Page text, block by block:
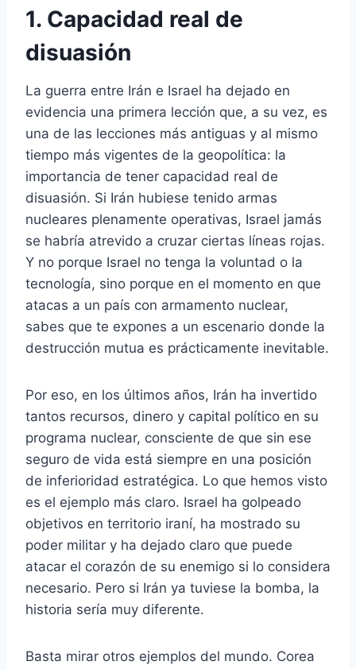
1. Capacidad real de
disuasión
La guerra entre Irán e Israel ha dejado en
evidencia una primera lección que, a su vez, es
una de las lecciones más antiguas y al mismo
tiempo más vigentes de la geopolítica: la
importancia de tener capacidad real de
disuasión. Si Irán hubiese tenido armas
nucleares plenamente operativas, Israel jamás
se habría atrevido a cruzar ciertas líneas rojas.
Y no porque Israel no tenga la voluntad o la
tecnología, sino porque en el momento en que
atacas a un país con armamento nuclear,
sabes que te expones a un escenario donde la
destrucción mutua es prácticamente inevitable.
Por eso, en los últimos años, Irán ha invertido
tantos recursos, dinero y capital político en su
programa nuclear, consciente de que sin ese
seguro de vida está siempre en una posición
de inferioridad estratégica. Lo que hemos visto
es el ejemplo más claro. Israel ha golpeado
objetivos en territorio iraní, ha mostrado su
poder militar y ha dejado claro que puede
atacar el corazón de su enemigo si lo considera
necesario. Pero si Irán ya tuviese la bomba, la
historia sería muy diferente.
Basta mirar otros ejemplos del mundo. Corea